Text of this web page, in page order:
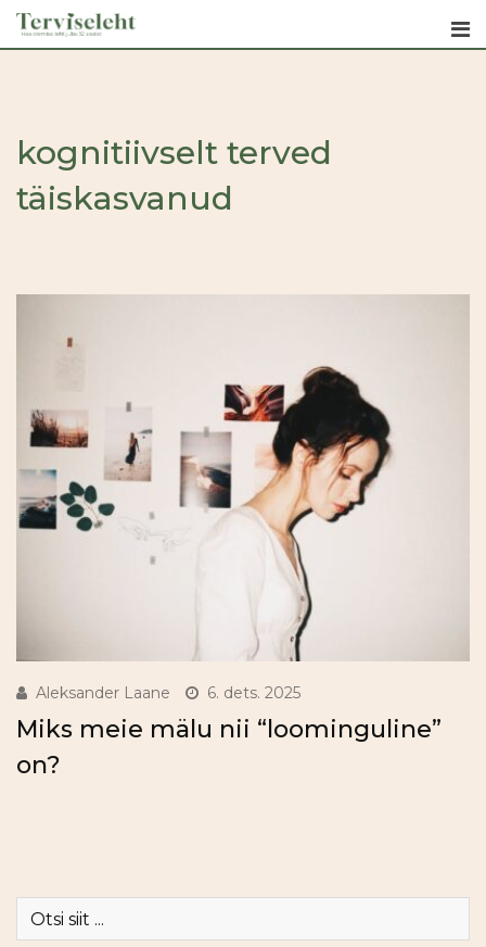
Skip
kognitiivselt terved
täiskasvanud
Aleksander Laane 6. dets. 2025
Miks meie mälu nii “loominguline”
on?